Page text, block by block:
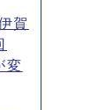
賀
変